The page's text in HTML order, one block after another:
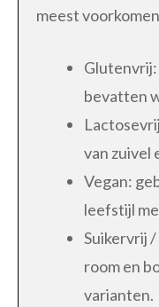
meest
bevatten
van zuivel
Vegan:
leefstijl
Suikervrij
room en
varianten.